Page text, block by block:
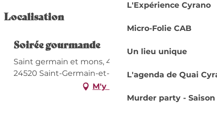
L'Expérience Cyrano
Micro-Folie CAB
Un lieu unique
L'agenda de Quai
Murder party - Saison
Localisation
Soirée gourmande
Saint germain et mons, 404 Route de Mons,
24520 Saint-Germain-et-Mons
M'y rendre